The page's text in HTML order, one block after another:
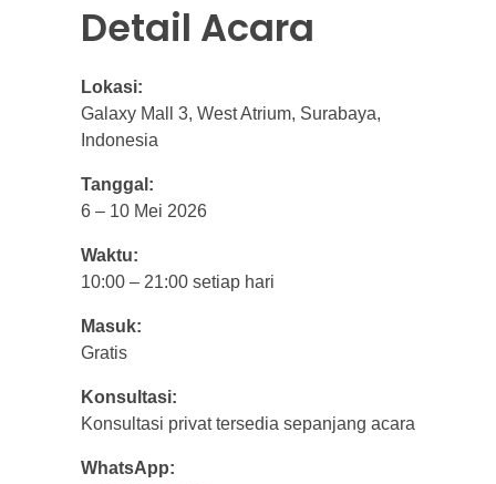
Detail Acara
Lokasi:
Galaxy Mall 3, West Atrium, Surabaya,
Indonesia
Tanggal:
6 – 10 Mei 2026
Waktu:
10:00 – 21:00 setiap hari
Masuk:
Gratis
Konsultasi:
Konsultasi privat tersedia sepanjang acara
WhatsApp: